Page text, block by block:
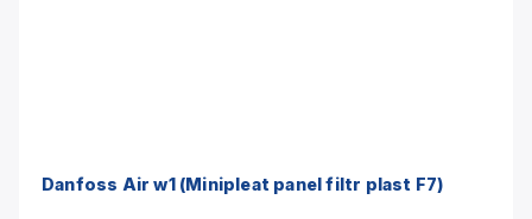
Danfoss Air w1 (Minipleat panel filtr plast F7)